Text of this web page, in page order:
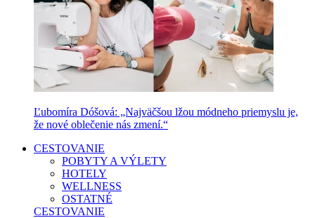
Ľubomíra Dóšová: „Najväčšou lžou módneho priemyslu je,
že nové oblečenie nás zmení.“
CESTOVANIE
POBYTY A VÝLETY
HOTELY
WELLNESS
OSTATNÉ
CESTOVANIE